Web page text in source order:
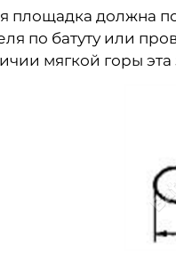
площадка должна
по батуту или
мягкой горы